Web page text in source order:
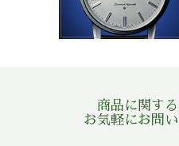
商品に関する
お気軽にお問